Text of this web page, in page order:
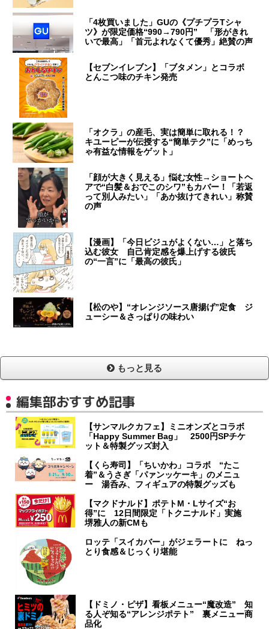
「4枚買いました」GUの《プチプラTシャ
ツ》が限定価格“990→790円” 「形がきれ
いで最高」「首元よれなくて優秀」絶賛の声
【セブンイレブン】「ブタメン」とコラボ
とんこつ味のチキン発売
「オクラ」の産毛、実は簡単に取れる！？
キユーピーが伝授する“簡単テク”に「めっち
ゃ有益な情報をゲット」
「顔が大きく見える」悩む女性→ショートヘ
アで“白髪＆おでこのシワ”もカバー！「若返
って別人みたい」「あか抜けてきれい」称賛
の声
【漫画】「今日ビジュがよくない…」と落ち
込む彼女 自己肯定感を爆上げする彼氏
の“一言”に「最高の彼氏」
【松のや】“オレンジソース唐揚げ”定食 ジ
ューシー＆さっぱりの味わい
もっと見る
編集部おすすめ記事
【サンマルクカフェ】ミニオンズとコラボ
「Happy Summer Bag」 2500円SPチケ
ット＆特製グッズ封入
【くら寿司】「ちいかわ」コラボ “たこ
着”＆うさぎ「パァンッケーキ」のメニュ
ー 湯呑み、フィギュアの特製グッズも
【マクドナルド】ポテトM・Lサイズ“お
得”に 12日間限定「トクニナルド」実施
堺雅人の新CMも
ロッテ「スイカバー」がジェラートに ねっ
とり食感＆じっくり堪能
【ドミノ・ピザ】看板メニュー“魔改造” 知
る人ぞ知る“アレンジポテト” 裏メニュー商
品化